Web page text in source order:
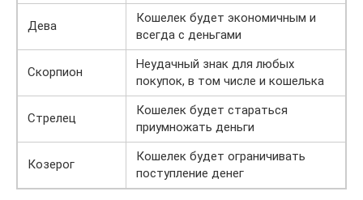
Дева
Кошелек будет экономичным и
всегда с деньгами
Скорпион
Неудачный знак для любых
покупок, в том числе и кошелька
Стрелец
Кошелек будет стараться
приумножать деньги
Козерог
Кошелек будет ограничивать
поступление денег